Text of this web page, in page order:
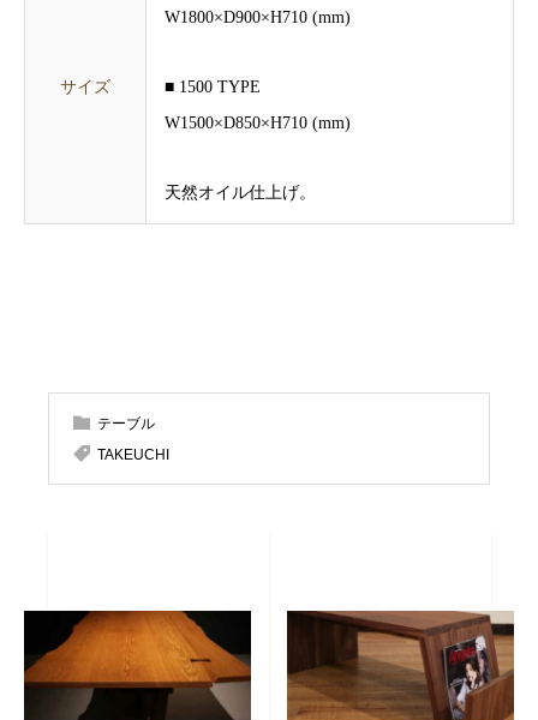
サイズ
W1800×D900×H710 (mm)
■ 1500 TYPE
W1500×D850×H710 (mm)
天然オイル仕上げ。
テーブル
TAKEUCHI